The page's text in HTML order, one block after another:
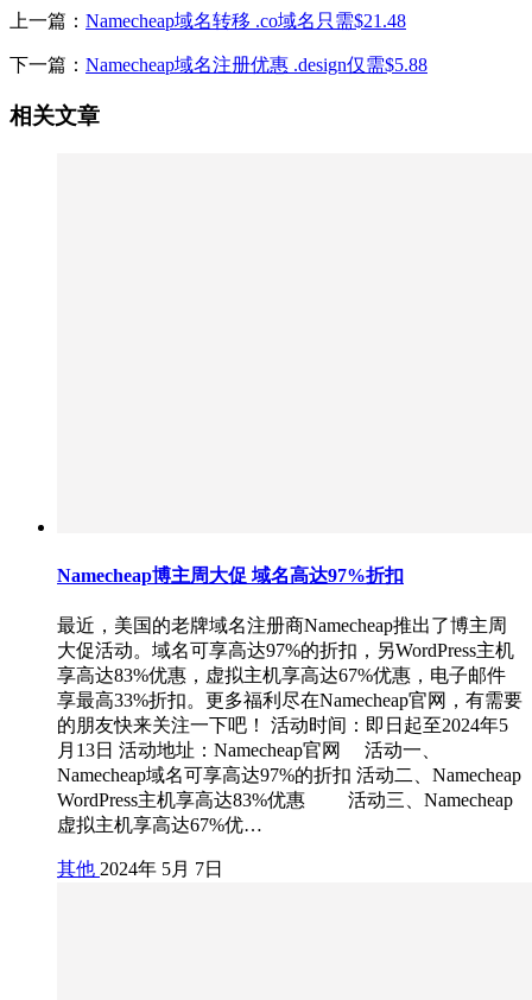
上一篇： Namecheap域名转移 .co域名只需$21.48
下一篇： Namecheap域名注册优惠 .design仅需$5.88
相关文章
Namecheap博主周大促 域名高达97%折扣
最近，美国的老牌域名注册商Namecheap推出了博主周
大促活动。域名可享高达97%的折扣，另WordPress主机
享高达83%优惠，虚拟主机享高达67%优惠，电子邮件
享最高33%折扣。更多福利尽在Namecheap官网，有需要
的朋友快来关注一下吧！ 活动时间：即日起至2024年5
月13日 活动地址：Namecheap官网 活动一、
Namecheap域名可享高达97%的折扣 活动二、Namecheap
WordPress主机享高达83%优惠 活动三、Namecheap
虚拟主机享高达67%优…
其他 2024年 5月 7日